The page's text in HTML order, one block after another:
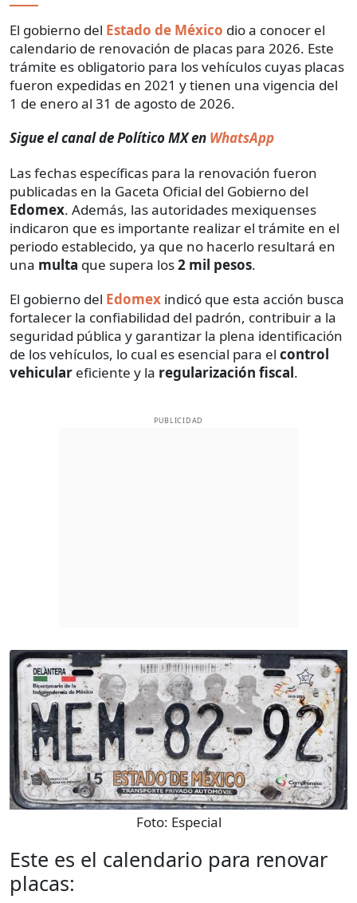
El gobierno del Estado de México dio a conocer el
calendario de renovación de placas para 2026. Este
trámite es obligatorio para los vehículos cuyas placas
fueron expedidas en 2021 y tienen una vigencia del
1 de enero al 31 de agosto de 2026.
Sigue el canal de Político MX en WhatsApp
Las fechas específicas para la renovación fueron
publicadas en la Gaceta Oficial del Gobierno del
Edomex. Además, las autoridades mexiquenses
indicaron que es importante realizar el trámite en el
periodo establecido, ya que no hacerlo resultará en
una multa que supera los2 mil pesos.
El gobierno del Edomex indicó que esta acción busca
fortalecer la confiabilidad del padrón, contribuir a la
seguridad pública y garantizar la plena identificación
de los vehículos, lo cual es esencial para el control
vehicular eficiente y la regularización fiscal.
PUBLICIDAD
Foto: Especial
Este es el calendario para renovar
placas: